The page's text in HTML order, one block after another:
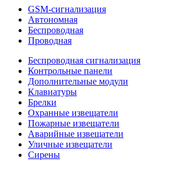
GSM-сигнализация
Автономная
Беспроводная
Проводная
Беспроводная сигнализация
Контрольные панели
Дополнительные модули
Клавиатуры
Брелки
Охранные извещатели
Пожарные извещатели
Аварийные извещатели
Уличные извещатели
Сирены